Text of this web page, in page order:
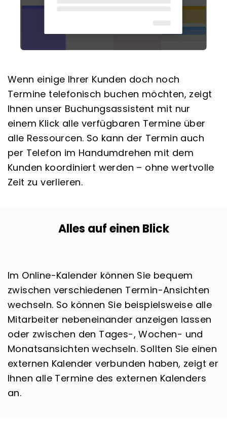
Wenn einige Ihrer Kunden doch noch
Termine telefonisch buchen möchten, zeigt
Ihnen unser Buchungsassistent mit nur
einem Klick alle verfügbaren Termine über
alle Ressourcen. So kann der Termin auch
per Telefon im Handumdrehen mit dem
Kunden koordiniert werden – ohne wertvolle
Zeit zu verlieren.
Im Online-Kalender können Sie bequem
zwischen verschiedenen Termin-Ansichten
wechseln. So können Sie beispielsweise alle
Mitarbeiter nebeneinander anzeigen lassen
oder zwischen den Tages-, Wochen- und
Monatsansichten wechseln. Sollten Sie einen
externen Kalender verbunden haben, zeigt er
Ihnen alle Termine des externen Kalenders
an.
Alles auf einen Blick